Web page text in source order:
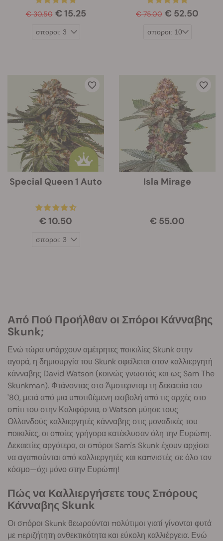
€ 30.50 € 15.25 € 75.00 € 52.50
Special Queen 1 Auto
€ 10.50
Isla Mirage
€ 55.00
Από Πού Προήλθαν οι Σπόροι Κάνναβης
Skunk;
Ενώ τώρα υπάρχουν αμέτρητες ποικιλίες Skunk στην
αγορά, η δημιουργία του Skunk οφείλεται στον καλλιεργητή
κάνναβης David Watson (κοινώς γνωστός και ως Sam The
Skunkman). Φτάνοντας στο Άμστερνταμ τη δεκαετία του
'80, μετά από μια υποτιθέμενη εισβολή από τις αρχές στο
σπίτι του στην Καλιφόρνια, ο Watson μύησε τους
Ολλανδούς καλλιεργητές κάνναβης στις μοναδικές του
ποικιλίες, οι οποίες γρήγορα κατέκλυσαν όλη την Ευρώπη.
Δεκαετίες αργότερα, οι σπόροι Sam's Skunk έχουν αρχίσει
να αγαπιούνται από καλλιεργητές και καπνιστές σε όλο τον
κόσμο—όχι μόνο στην Ευρώπη!
Πώς να Καλλιεργήσετε τους Σπόρους
Κάνναβης Skunk
Οι σπόροι Skunk θεωρούνται πολύτιμοι γιατί γίνονται φυτά
με περιζήτητη ανθεκτικότητα και εύκολη καλλιέργεια. Ενώ